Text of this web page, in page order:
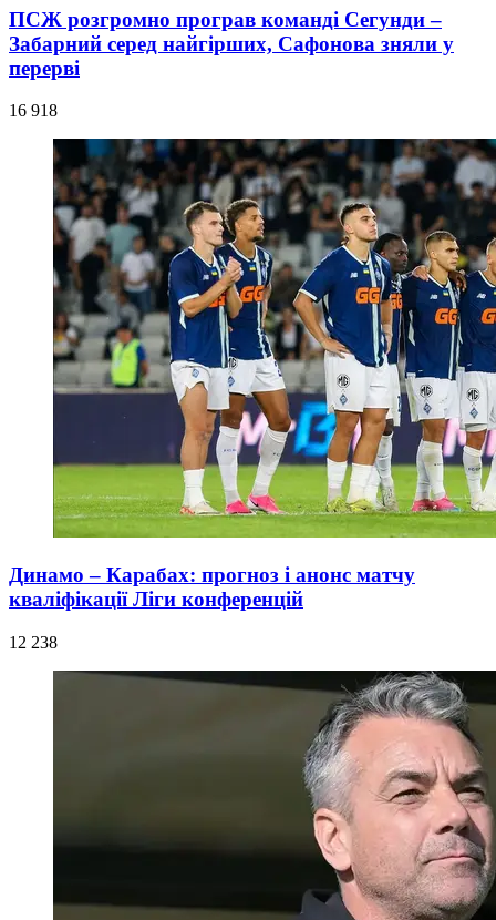
ПСЖ розгромно програв команді Сегунди –
Забарний серед найгірших, Сафонова зняли у
перерві
16 918
Динамо – Карабах: прогноз і анонс матчу
кваліфікації Ліги конференцій
12 238